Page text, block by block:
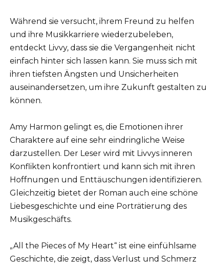
Während sie versucht, ihrem Freund zu helfen
und ihre Musikkarriere wiederzubeleben,
entdeckt Livvy, dass sie die Vergangenheit nicht
einfach hinter sich lassen kann. Sie muss sich mit
ihren tiefsten Ängsten und Unsicherheiten
auseinandersetzen, um ihre Zukunft gestalten zu
können.
Amy Harmon gelingt es, die Emotionen ihrer
Charaktere auf eine sehr eindringliche Weise
darzustellen. Der Leser wird mit Livvys inneren
Konflikten konfrontiert und kann sich mit ihren
Hoffnungen und Enttäuschungen identifizieren.
Gleichzeitig bietet der Roman auch eine schöne
Liebesgeschichte und eine Porträtierung des
Musikgeschäfts.
„All the Pieces of My Heart“ ist eine einfühlsame
Geschichte, die zeigt, dass Verlust und Schmerz